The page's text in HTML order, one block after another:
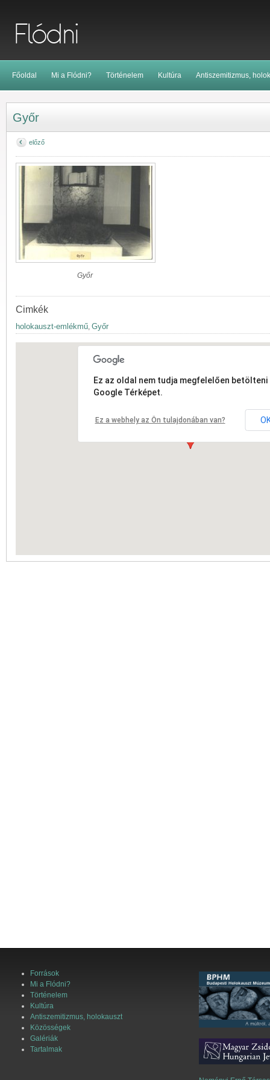
Főoldal Mi a Flódni? Történelem Kultúra Antiszemitizmus,
Győr
előző
Győr
Cimkék
holokauszt-emlékmű, Győr
Ez az oldal nem tudja megfelelően betölteni
Google Térképet.
Ez a webhely az Ön tulajdonában van?
Források
Mi a Flódni?
Történelem
Kultúra
Antiszemitizmus, holokauszt
Közösségek
Galériák
Tartalmak